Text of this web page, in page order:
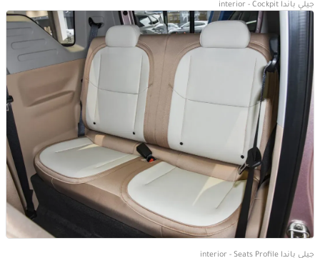
جيلي باندا interior - Cockpit
جيلي باندا interior - Seats Profile